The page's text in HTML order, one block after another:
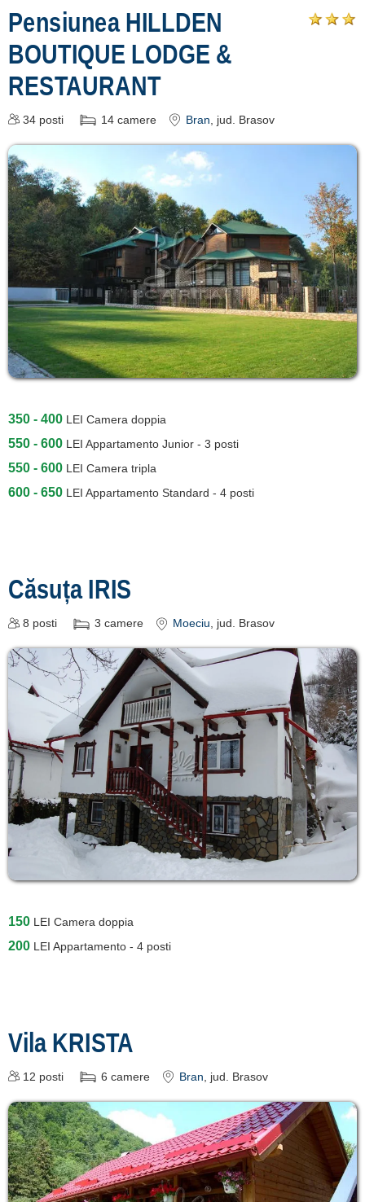
Pensiunea HILLDEN
BOUTIQUE LODGE &
RESTAURANT
34 posti 14 camere Bran , jud. Brasov
350 - 400 LEI Camera doppia
550 - 600 LEI Appartamento Junior - 3 posti
550 - 600 LEI Camera tripla
600 - 650 LEI Appartamento Standard - 4 posti
Căsuța IRIS
8 posti 3 camere Moeciu, jud. Brasov
150 LEI Camera doppia
200 LEI Appartamento - 4 posti
Vila KRISTA
12 posti 6 camere Bran , jud. Brasov